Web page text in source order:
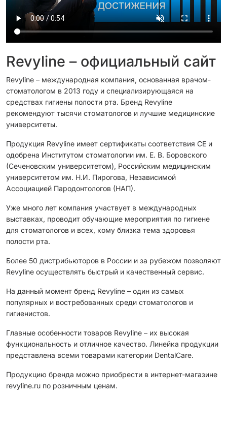
Revyline – официальный сайт
Revyline – международная компания, основанная врачом-
стоматологом в 2013 году и специализирующаяся на
средствах гигиены полости рта. Бренд Revyline
рекомендуют тысячи стоматологов и лучшие медицинские
университеты.
Продукция Revyline имеет сертификаты соответствия CЕ и
одобрена Институтом стоматологии им. Е. В. Боровского
(Сеченовским университетом), Российским медицинским
университетом им. Н.И. Пирогова, Независимой
Ассоциацией Пародонтологов (НАП).
Уже много лет компания участвует в международных
выставках, проводит обучающие мероприятия по гигиене
для стоматологов и всех, кому близка тема здоровья
полости рта.
Более 50 дистрибьюторов в России и за рубежом позволяют
Revyline осуществлять быстрый и качественный сервис.
На данный момент бренд Revyline – один из самых
популярных и востребованных среди стоматологов и
гигиенистов.
Главные особенности товаров Revyline – их высокая
функциональность и отличное качество. Линейка продукции
представлена всеми товарами категории DentalCare.
Продукцию бренда можно приобрести в интернет-магазине
revyline.ru по розничным ценам.